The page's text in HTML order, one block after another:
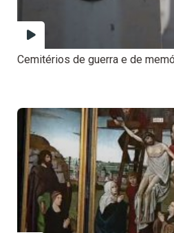
Cemitérios de guerra e de